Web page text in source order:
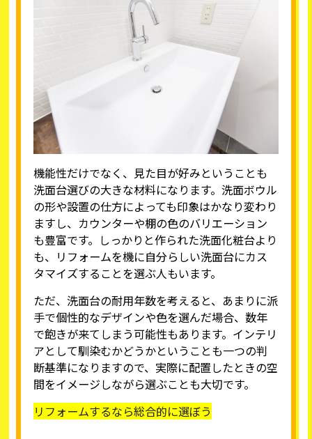
機能性だけでなく、見た目が好みということも
洗面台選びの大きな材料になります。洗面ボウル
の形や設置の仕方によっても印象はかなり変わり
ますし、カウンターや棚の色のバリエーション
も豊富です。しっかりと作られた洗面化粧台より
も、リフォームを機に自分らしい洗面台にカス
タマイズすることを選ぶ人もいます。
ただ、洗面台の耐用年数を考えると、あまりに派
手で個性的なデザインや色を選んだ場合、数年
で飽きが来てしまう可能性もあります。インテリ
アとして馴染むかどうかということも一つの判
断基準になりますので、実際に配置したときの空
間をイメージしながら選ぶことも大切です。
リフォームするなら総合的に選ぼう